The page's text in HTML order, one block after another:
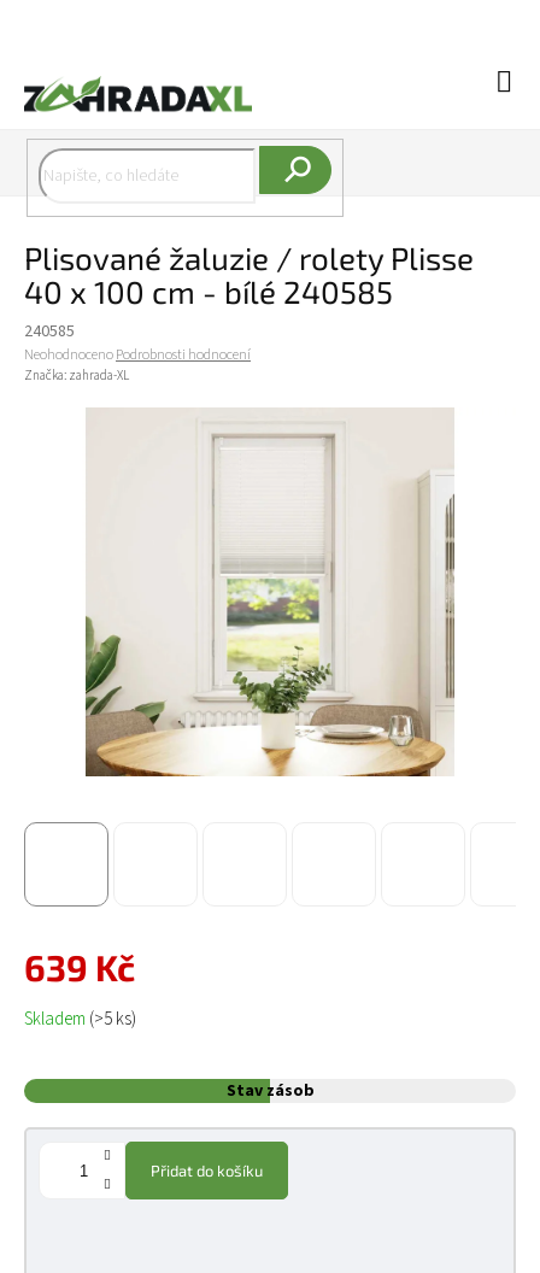
Plisované žaluzie / rolety Plisse
40 x 100 cm - bílé 240585
240585
Průměrné hodnocení produktu je 0,0 z 5 hvězdiček.
NeohodnocenoPodrobnosti hodnocení
Značka: zahrada-XL
639 Kč
Měrná cena:
Skladem (>5 ks)
Stav zásob
Přidat do košíku